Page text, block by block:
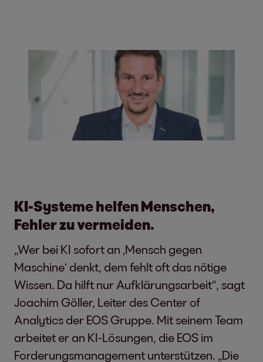
KI-Systeme helfen Menschen,
Fehler zu vermeiden.
„Wer bei KI sofort an ‚Mensch gegen
Maschine‘ denkt, dem fehlt oft das nötige
Wissen. Da hilft nur Aufklärungsarbeit“, sagt
Joachim Göller, Leiter des Center of
Analytics der EOS Gruppe. Mit seinem Team
arbeitet er an KI-Lösungen, die EOS im
Forderungsmanagement unterstützen. „Die